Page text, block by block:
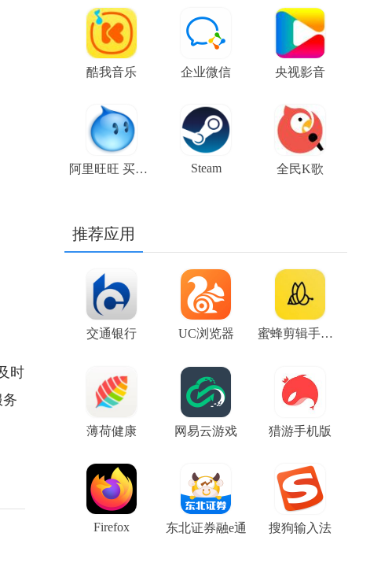
时
酷我音乐 企业微信 央视影音
阿里旺旺 买家版 Steam 全民K歌
推荐应用
交通银行 UC浏览器 蜜蜂剪辑手机版
薄荷健康 网易云游戏 猎游手机版
Firefox 东北证券融e通 搜狗输入法